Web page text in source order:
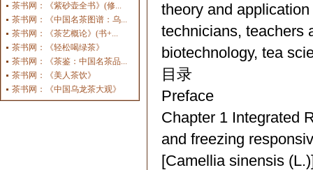
茶书网：《紫砂壶全书》(修...
茶书网：《中国名茶图谱：乌...
茶书网：《茶艺概论》(书+...
茶书网：《轻松喝绿茶》
茶书网：《茶鉴：中国名茶品...
茶书网：《美人茶饮》
茶书网：《中国乌龙茶大观》
theory and
technicians, teachers
biotechnology, tea
目录
Preface
Chapter 1 Integrated
and freezing
[Camellia sinensis